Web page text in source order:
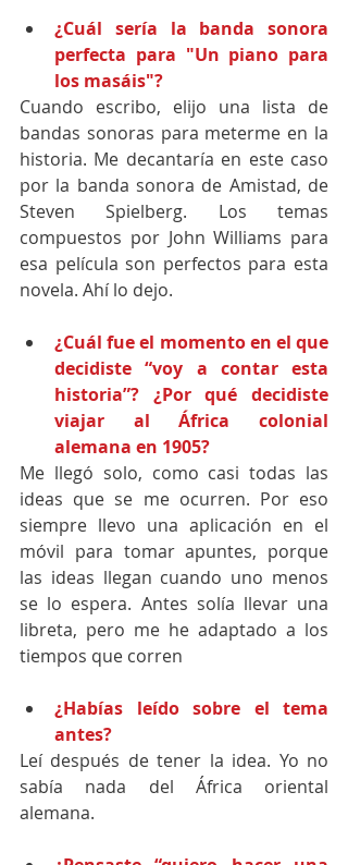
¿Cuál sería la banda sonora
perfecta para "Un piano para
los masáis"?
Cuando escribo, elijo una lista de
bandas sonoras para meterme en la
historia. Me decantaría en este caso
por la banda sonora de Amistad, de
Steven Spielberg. Los temas
compuestos por John Williams para
esa película son perfectos para esta
novela. Ahí lo dejo.
¿Cuál fue el momento en el que
decidiste “voy a contar esta
historia”? ¿Por qué decidiste
viajar al África colonial
alemana en 1905?
Me llegó solo, como casi todas las
ideas que se me ocurren. Por eso
siempre llevo una aplicación en el
móvil para tomar apuntes, porque
las ideas llegan cuando uno menos
se lo espera. Antes solía llevar una
libreta, pero me he adaptado a los
tiempos que corren
¿Habías leído sobre el tema
antes?
Leí después de tener la idea. Yo no
sabía nada del África oriental
alemana.